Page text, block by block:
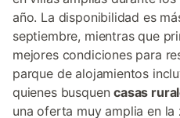
año. La disponibilidad es
septiembre, mientras que
mejores condiciones para
parque de alojamientos
quienes busquencasas
una oferta muy amplia en